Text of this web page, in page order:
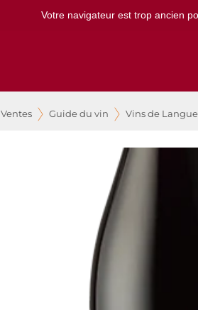
Votre navigateur est trop ancien
Ventes Guide du vin Vins de